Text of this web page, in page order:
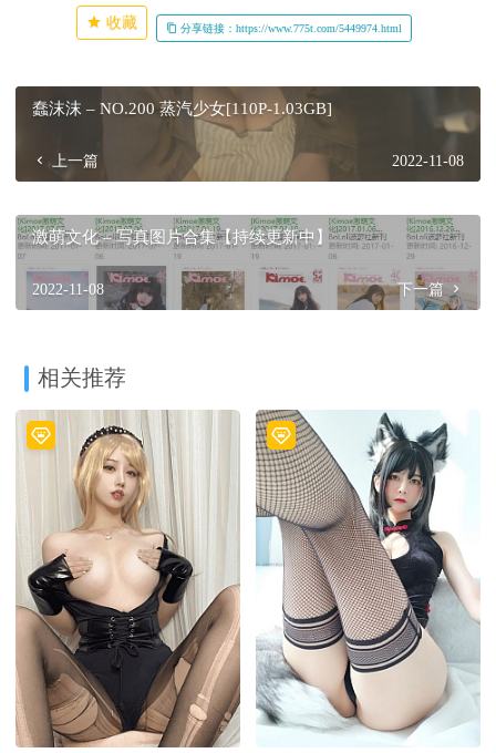
收藏 分享链接：https://www.775t.com/5449974.html
蠢沫沫 – NO.200 蒸汽少女[110P-1.03GB]
上一篇 2022-11-08
激萌文化 – 写真图片合集【持续更新中】
2022-11-08 下一篇
相关推荐